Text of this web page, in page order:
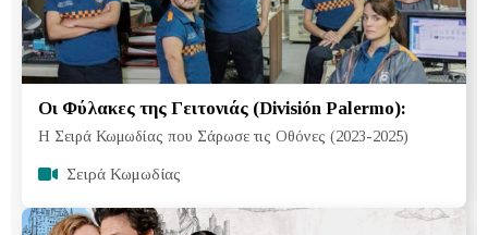
Οι Φύλακες της Γειτονιάς (División Palermo):
Η Σειρά Κωμωδίας που Σάρωσε τις Οθόνες (2023-2025)
Σειρά Κωμωδίας